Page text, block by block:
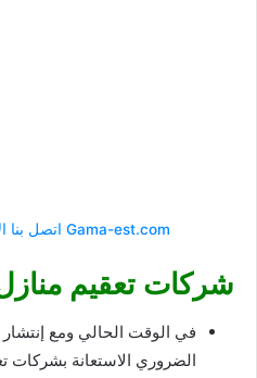
اتصل بنا الان 0542676777 زور موقعنا Gama-est.com
شركات تعقيم
في الوقت الحالي ومع
الضروري الاستعانة